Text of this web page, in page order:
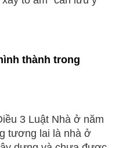
thành trong
3 Luật Nhà ở năm
tương lai là nhà ở